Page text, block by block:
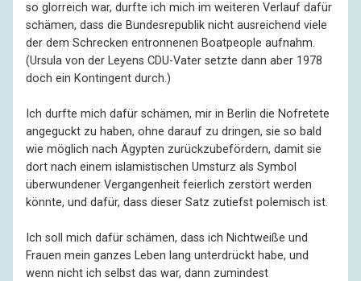
so glorreich war, durfte ich mich im weiteren Verlauf dafür
schämen, dass die Bundesrepublik nicht ausreichend viele
der dem Schrecken entronnenen Boatpeople aufnahm.
(Ursula von der Leyens CDU-Vater setzte dann aber 1978
doch ein Kontingent durch.)
Ich durfte mich dafür schämen, mir in Berlin die Nofretete
angeguckt zu haben, ohne darauf zu dringen, sie so bald
wie möglich nach Ägypten zurückzubefördern, damit sie
dort nach einem islamistischen Umsturz als Symbol
überwundener Vergangenheit feierlich zerstört werden
könnte, und dafür, dass dieser Satz zutiefst polemisch ist.
Ich soll mich dafür schämen, dass ich Nichtweiße und
Frauen mein ganzes Leben lang unterdrückt habe, und
wenn nicht ich selbst das war, dann zumindest